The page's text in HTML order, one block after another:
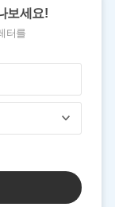
보세요!
터를